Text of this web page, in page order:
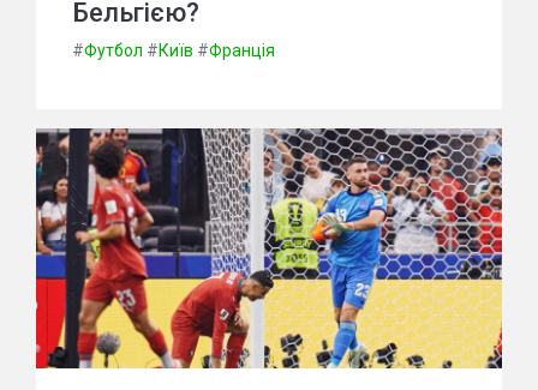
Бельгією?
#Футбол #Київ #Франція